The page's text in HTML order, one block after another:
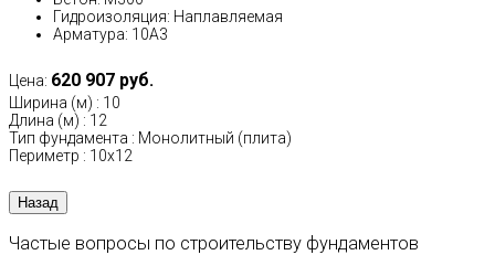
Гидроизоляция: Наплавляемая
Арматура: 10А3
Цена: 620 907 руб.
Ширина (м) : 10
Длина (м) : 12
Тип фундамента : Монолитный (плита)
Периметр : 10х12
Частые вопросы по строительству фундаментов